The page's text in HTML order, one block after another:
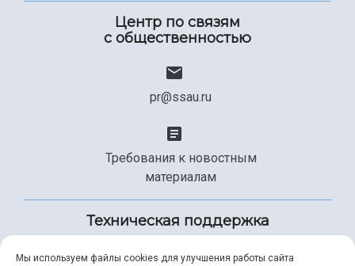
Центр по связям
с общественностью
pr@ssau.ru
Требования к новостным
материалам
Техническая поддержка
Мы используем файлы cookies для улучшения работы сайта